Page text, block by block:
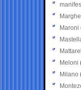
Maroni
Meloni
Milano